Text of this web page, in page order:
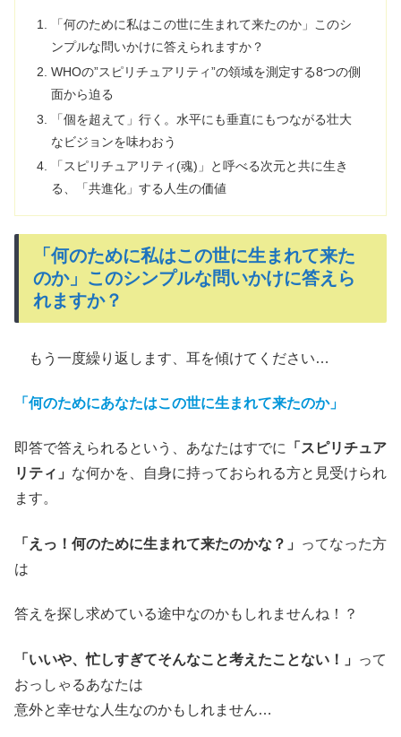
「何のために私はこの世に生まれて来たのか」このシ
ンプルな問いかけに答えられますか？
WHOの”スピリチュアリティ”の領域を測定する8つの側
面から迫る
「個を超えて」行く。水平にも垂直にもつながる壮大
なビジョンを味わおう
「スピリチュアリティ(魂)」と呼べる次元と共に生き
る、「共進化」する人生の価値
「何のために私はこの世に生まれて来た
のか」このシンプルな問いかけに答えら
れますか？
もう一度繰り返します、耳を傾けてください…
「何のためにあなたはこの世に生まれて来たのか」
即答で答えられるという、あなたはすでに 「スピリチュア
リティ」 な何かを、自身に持っておられる方と見受けられ
ます。
「えっ！何のために生まれて来たのかな？」
ってなった方
は
答えを探し求めている途中なのかもしれませんね！？
「いいや、忙しすぎてそんなこと考えたことない！」
って
おっしゃるあなたは
意外と幸せな人生なのかもしれません…